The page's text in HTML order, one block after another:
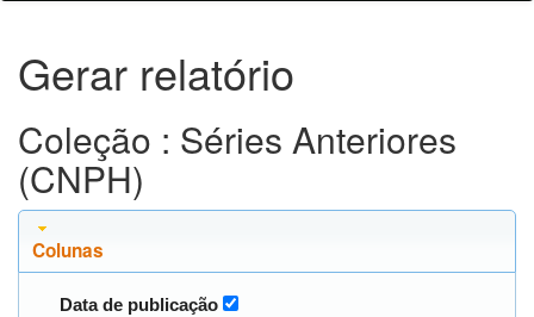
Gerar relatório
Coleção : Séries Anteriores
(CNPH)
Colunas
Data de publicação